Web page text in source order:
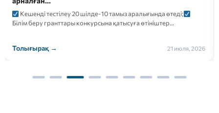
2026 жылғы 26 шілдеде докторантураға түсуші үміткерлер
үшін электронды форматтағы ҚАЗТЕСТ сертификаттық тестілеуі
келесі…
Толығырақ → 21 июля, 2026